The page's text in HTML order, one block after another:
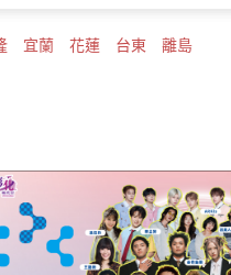
宜蘭 花蓮 台東 離島